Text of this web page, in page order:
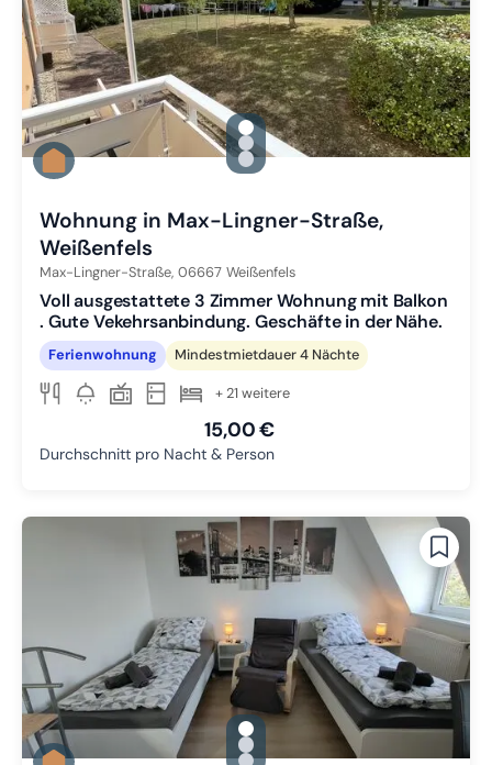
gallery.slide_selector
Zu Slide 1 wechseln
Zu Slide 2 wechseln
Zu Slide 3 wechseln
Wohnung in Max-Lingner-Straße,
Weißenfels
Max-Lingner-Straße, 06667 Weißenfels
Voll ausgestattete 3 Zimmer Wohnung mit Balkon
. Gute Vekehrsanbindung. Geschäfte in der Nähe.
Ferienwohnung Mindestmietdauer 4 Nächte
+ 21 weitere
15,00 €
Durchschnitt pro Nacht & Person
gallery.slide_selector
Zu Slide 1 wechseln